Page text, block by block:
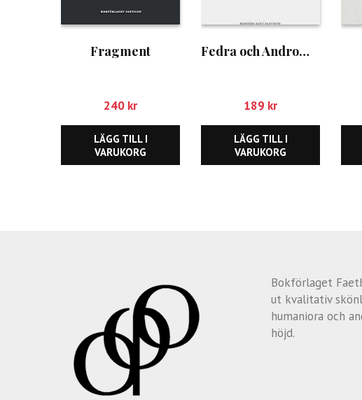
Fragment
240 kr
LÄGG TILL I
VARUKORG
Fedra och Andromaque
189 kr
LÄGG TILL I
VARUKORG
Bokförlaget
ut kvalitativ
humaniora och
höjd.